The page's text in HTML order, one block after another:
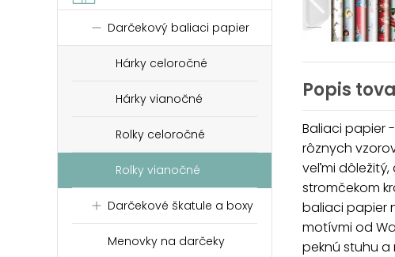
Darčekový baliaci papier
Hárky celoročné
Hárky vianočné
Rolky celoročné
Rolky vianočné
Darčekové škatule a boxy
Menovky na darčeky
Popis
Baliaci papier
rôznych
veľmi
stromčekom
baliaci papier
motívmi od
peknú stuhu a